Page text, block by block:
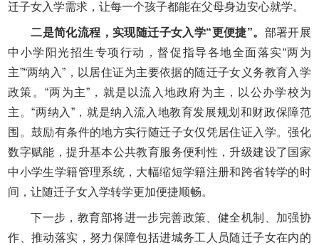
迁子女入学需求，让每一个孩子都能在父母身边安心就学。
二是简化流程，实现随迁子女入学“更便捷”。 部署开展
中小学阳光招生专项行动，督促指导各地全面落实“两为
主”“两纳入”，以居住证为主要依据的随迁子女义务教育入学
政策。“两为主”，就是以流入地政府为主，以公办学校为
主。“两纳入”，就是纳入流入地教育发展规划和财政保障范
围。鼓励有条件的地方实行随迁子女仅凭居住证入学。强化
数字赋能，提升基本公共教育服务便利性，升级建设了国家
中小学生学籍管理系统，大幅缩短学籍注册和跨省转学的时
间，让随迁子女入学转学更加便捷顺畅。
下一步，教育部将进一步完善政策、健全机制、加强协
作、推动落实，努力保障包括进城务工人员随迁子女在内的